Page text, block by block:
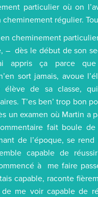
particulier où on
régulier.
cheminement
– dès le début de son
appris ça parce
sort jamais, avoue
élève de sa classe,
T’es ben’ trop bon
un examen où Martin a
fait boule de
de l’époque, se
capable de
à me faire
capable, raconte
me voir capable de